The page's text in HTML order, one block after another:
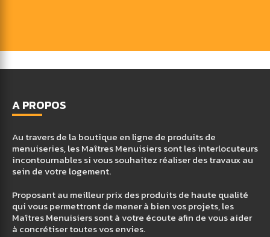
A PROPOS
Au travers de la boutique en ligne de produits de
menuiseries, les Maîtres Menuisiers sont les interlocuteurs
incontournables si vous souhaitez réaliser des travaux au
sein de votre logement.
Proposant au meilleur prix des produits de haute qualité
qui vous permettront de mener à bien vos projets, les
Maîtres Menuisiers sont à votre écoute afin de vous aider
à concrétiser toutes vos envies.